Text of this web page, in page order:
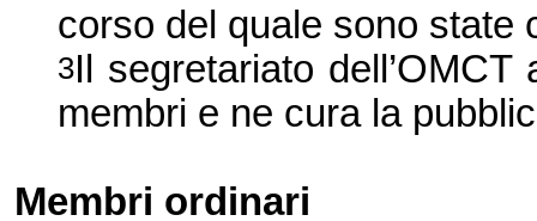
corso del quale sono state
3Il segretariato dell’OMCT
membri e ne cura la
Membri ordinari